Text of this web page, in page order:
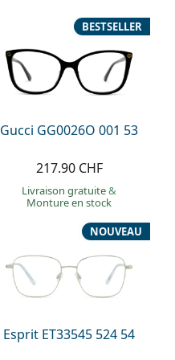
Gucci GG0026O 001 53
BESTSELLER
217.90 CHF
Livraison gratuite&
Monture en stock
Esprit ET33545 524 54
NOUVEAU